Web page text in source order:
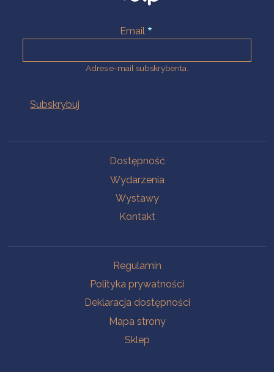
Email
Adres e-mail subskrybenta.
Dostępność
Wydarzenia
Wystawy
Kontakt
Regulamin
Polityka prywatności
Deklaracja dostępności
Mapa strony
Sklep